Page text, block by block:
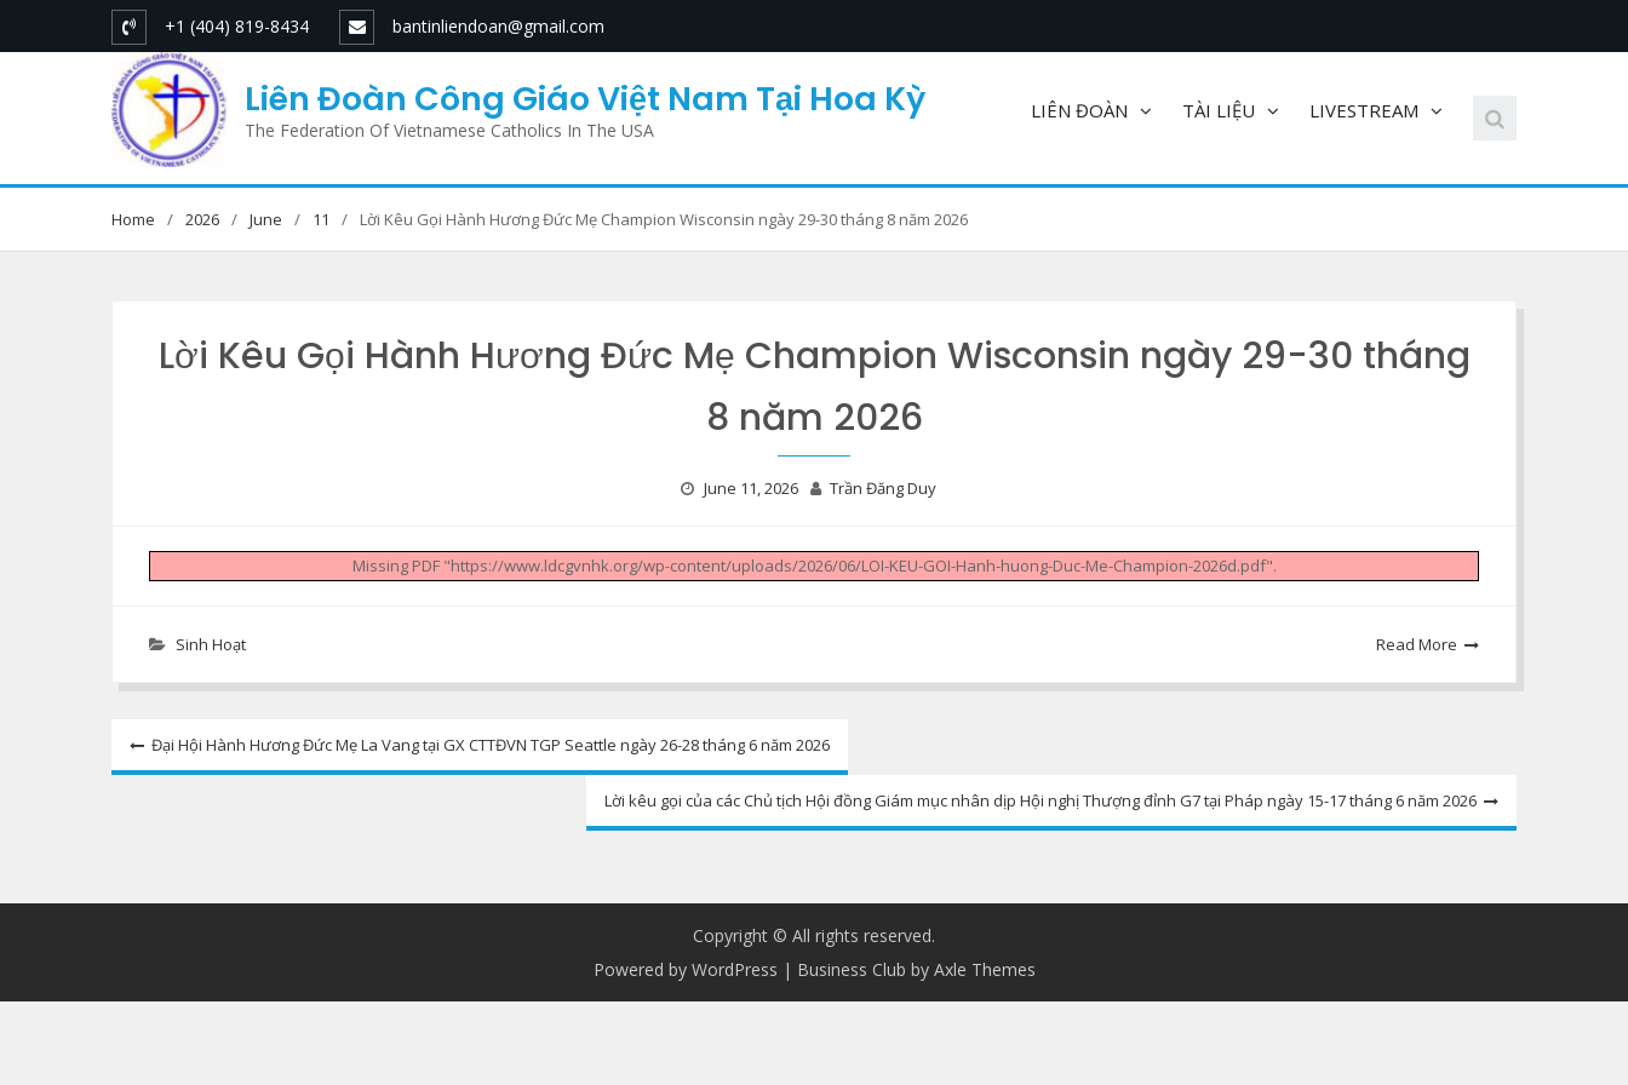
+1 (404) 819-8434 bantinliendoan@gmail.com
Liên Đoàn Công Giáo Việt Nam Tại Hoa Kỳ
The Federation Of Vietnamese Catholics In The USA
LIÊN ĐOÀN TÀI LIỆU LIVESTREAM
Home 2026 June 11 Lời Kêu Gọi Hành Hương Đức Mẹ Champion Wisconsin ngày 29-30 tháng 8 năm 2026
Lời Kêu Gọi Hành Hương Đức Mẹ Champion Wisconsin ngày 29-30 tháng
8 năm 2026
June 11, 2026 Trần Đăng Duy
Missing PDF "https://www.ldcgvnhk.org/wp-content/uploads/2026/06/LOI-KEU-GOI-Hanh-huong-Duc-Me-Champion-2026d.pdf".
Sinh Hoạt Read More
Post
navigation
Đại Hội Hành Hương Đức Mẹ La Vang tại GX CTTĐVN TGP Seattle ngày 26-28 tháng 6 năm 2026
Lời kêu gọi của các Chủ tịch Hội đồng Giám mục nhân dịp Hội nghị Thượng đỉnh G7 tại Pháp ngày 15-17 tháng 6 năm 2026
Copyright © All rights reserved.
Powered by WordPress | Business Club by Axle Themes